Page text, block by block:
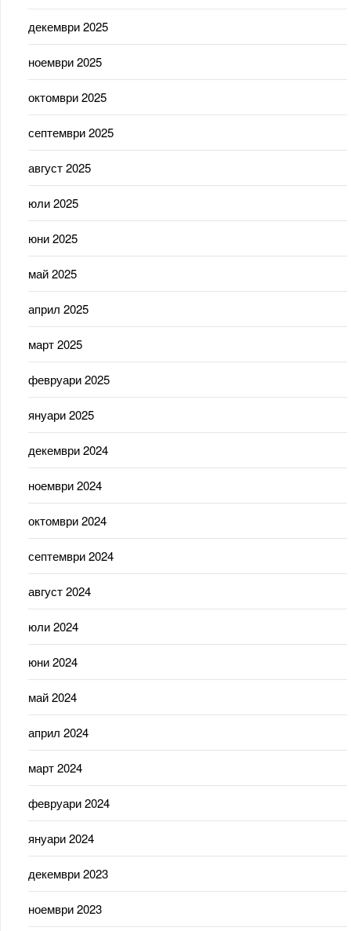
декември 2025
ноември 2025
октомври 2025
септември 2025
август 2025
юли 2025
юни 2025
май 2025
април 2025
март 2025
февруари 2025
януари 2025
декември 2024
ноември 2024
октомври 2024
септември 2024
август 2024
юли 2024
юни 2024
май 2024
април 2024
март 2024
февруари 2024
януари 2024
декември 2023
ноември 2023